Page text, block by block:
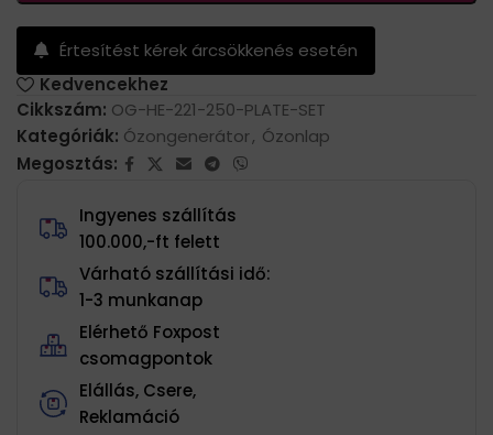
Értesítést kérek árcsökkenés esetén
Kedvencekhez
Cikkszám: OG-HE-221-250-PLATE-SET
Kategóriák: Ózongenerátor, Ózonlap
Megosztás:
Ingyenes szállítás
100.000,-ft felett
Várható szállítási idő:
1-3 munkanap
Elérhető Foxpost
csomagpontok
Elállás, Csere,
Reklamáció